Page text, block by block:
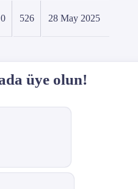
0 526 28 May 2025
üye olun!